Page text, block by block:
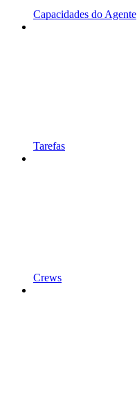
Capacidades do Agente
Tarefas
Crews